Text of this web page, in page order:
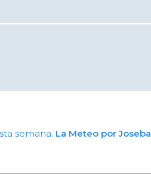
semana. La Meteo por Joseba